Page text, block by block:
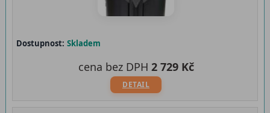
Dostupnost: Skladem
DETAIL
cena bez DPH 2 729 Kč